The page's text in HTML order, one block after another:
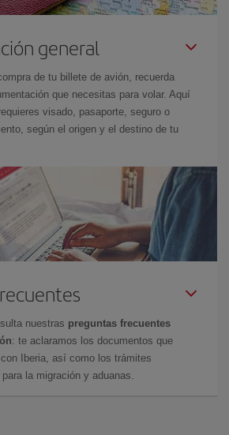
general
de tu billete de avión, recuerda
que necesitas para volar. Aquí
visado, pasaporte, seguro o
según el origen y el destino de tu
nuestras preguntas frecuentes
: te aclaramos los documentos que
Iberia, así como los trámites
la migración y aduanas.